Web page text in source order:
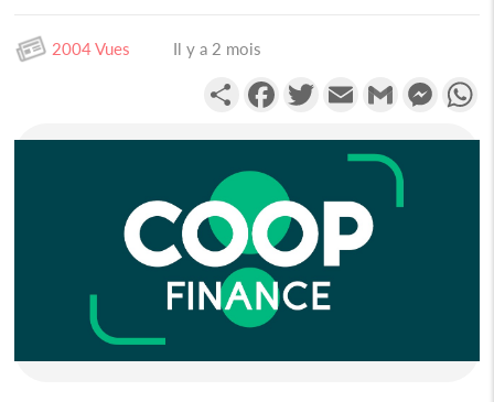
2004 Vues Il y a 2 mois
PartagerFacebookTwitterEmail Gmail